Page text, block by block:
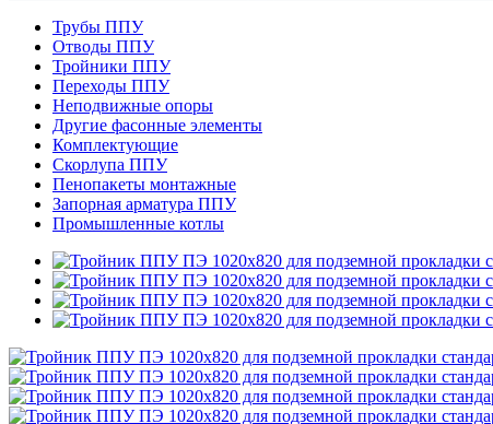
Трубы ППУ
Отводы ППУ
Тройники ППУ
Переходы ППУ
Неподвижные опоры
Другие фасонные элементы
Комплектующие
Скорлупа ППУ
Пенопакеты монтажные
Запорная арматура ППУ
Промышленные котлы